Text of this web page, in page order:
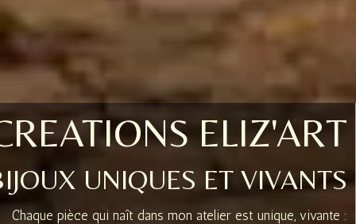
ELIZ'ART
UNIQUES ET VIVANTS
Chaque pièce qui naît dans mon atelier est unique, vivante :